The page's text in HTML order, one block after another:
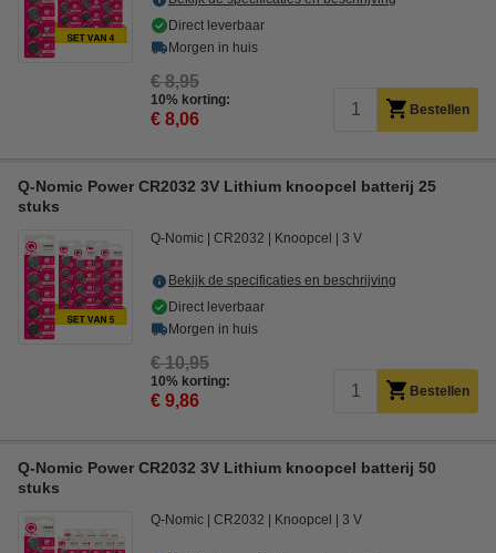
Direct leverbaar
Morgen in huis
€ 8,95
10% korting:
€ 8,06 Bestellen
Q-Nomic Power CR2032 3V Lithium knoopcel batterij 25
stuks
Q-Nomic CR2032 Knoopcel 3 V
Bekijk de specificaties en beschrijving
Direct leverbaar
Morgen in huis
€ 10,95
10% korting:
€ 9,86 Bestellen
Q-Nomic Power CR2032 3V Lithium knoopcel batterij 50
stuks
Q-Nomic CR2032 Knoopcel 3 V